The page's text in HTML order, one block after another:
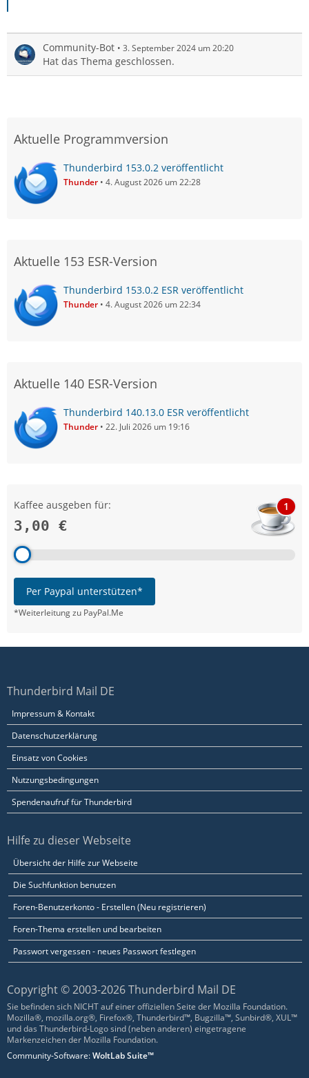
Community-Bot 3. September 2024 um 20:20
Hat das Thema geschlossen.
Aktuelle Programmversion
Thunderbird 153.0.2 veröffentlicht
Thunder 4. August 2026 um 22:28
Aktuelle 153 ESR-Version
Thunderbird 153.0.2 ESR veröffentlicht
Thunder 4. August 2026 um 22:34
Aktuelle 140 ESR-Version
Thunderbird 140.13.0 ESR veröffentlicht
Thunder 22. Juli 2026 um 19:16
Kaffee ausgeben für:
3,00 €
1
Per Paypal unterstützen*
*Weiterleitung zu PayPal.Me
Thunderbird Mail DE
Impressum & Kontakt
Datenschutzerklärung
Einsatz von Cookies
Nutzungsbedingungen
Spendenaufruf für Thunderbird
Hilfe zu dieser Webseite
Übersicht der Hilfe zur Webseite
Die Suchfunktion benutzen
Foren-Benutzerkonto - Erstellen (Neu registrieren)
Foren-Thema erstellen und bearbeiten
Passwort vergessen - neues Passwort festlegen
Copyright © 2003-2026 Thunderbird Mail DE
Sie befinden sich NICHT auf einer offiziellen Seite der Mozilla Foundation.
Mozilla®, mozilla.org®, Firefox®, Thunderbird™, Bugzilla™, Sunbird®, XUL™
und das Thunderbird-Logo sind (neben anderen) eingetragene
Markenzeichen der Mozilla Foundation.
Community-Software:WoltLab Suite™